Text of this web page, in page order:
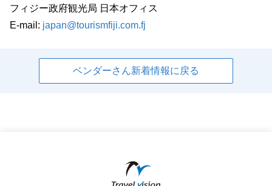
フィジー政府観光局 日本オフィス
E-mail: japan@tourismfiji.com.fj
ベンダーさん新着情報に戻る